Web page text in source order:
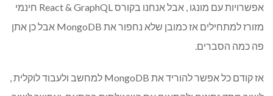
אפשרויות עם מונגו , אבל אנחנו בקורס React & GraphQL חינמי
מזורז למתחילים אז כמובן שלא נחפור את MongoDB אבל כן אתן
פה כמה הסברים.
אז קודם כל אפשר להוריד את MongoDB למחשב ולעבוד לוקלית ,